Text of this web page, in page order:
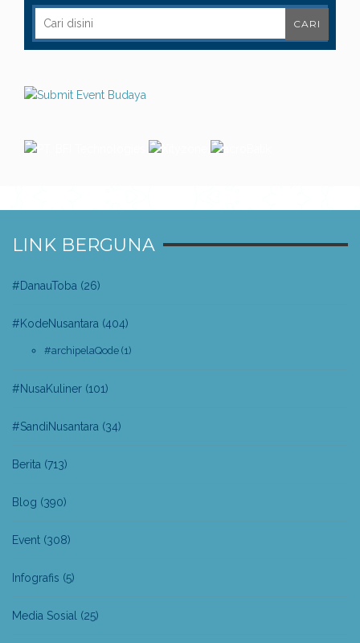
LINK BERGUNA
#DanauToba (26)
#KodeNusantara (404)
#archipelaQode (1)
#NusaKuliner (101)
#SandiNusantara (34)
Berita (713)
Blog (390)
Event (308)
Infografis (5)
Media Sosial (25)